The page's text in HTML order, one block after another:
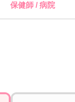
保健師 / 病院